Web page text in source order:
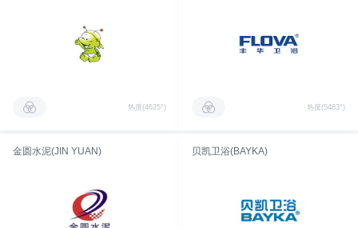
热度(4625°) 热度(5483°)
金圆水泥(JIN YUAN) 贝凯卫浴(BAYKA)